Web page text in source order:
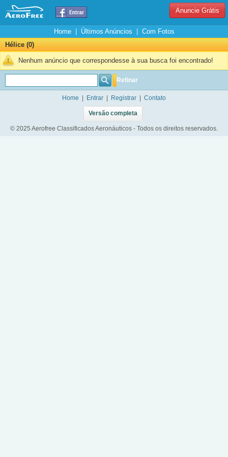
Anuncie Grátis
Home| Últimos Anúncios
Com Fotos
Hélice (0)
Nenhum anúncio que correspondesse à sua busca foi encontrado!
Refinar
Home Entrar Registrar Contato
Versão completa
© 2025 Aerofree Classificados Aeronáuticos - Todos os direitos reservados.